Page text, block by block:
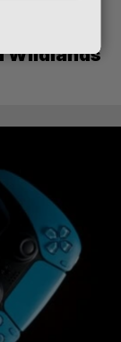
nyt
Soldier
Wildlands